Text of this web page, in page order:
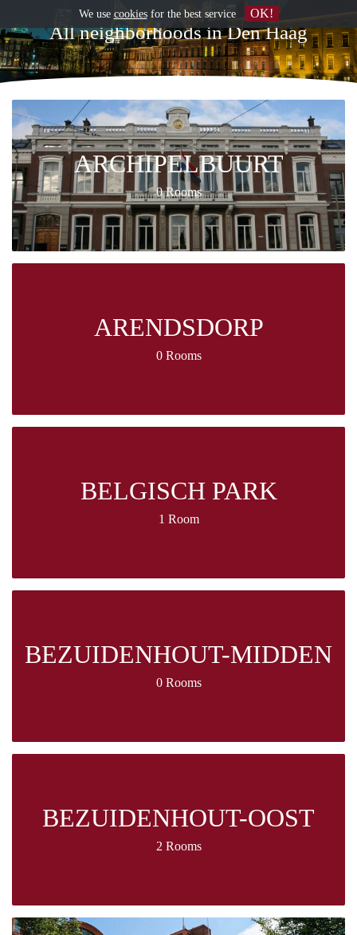
All neighborhoods in Den Haag
ARCHIPELBUURT
0 Rooms
ARENDSDORP
0 Rooms
BELGISCH PARK
1 Room
BEZUIDENHOUT-MIDDEN
0 Rooms
BEZUIDENHOUT-OOST
2 Rooms
We use cookiesfor the best service OK!